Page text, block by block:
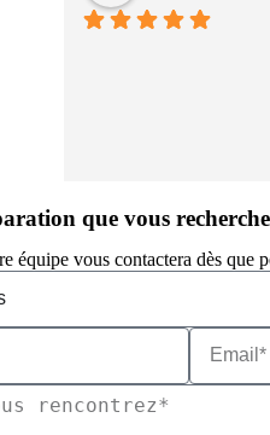
que vous
équipe vous contactera dès que